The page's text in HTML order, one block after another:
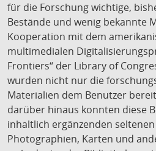
für die Forschung wichtige,
Bestände und wenig bekannte
Kooperation mit dem
multimedialen
Frontiers“ der Library of
wurden nicht nur die
Materialien dem Benutzer
darüber hinaus konnten diese
inhaltlich ergänzenden
Photographien, Karten und